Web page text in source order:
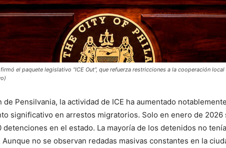
el paquete legislativo “ICE Out”, que refuerza restricciones a la cooperación local
de Pensilvania, la actividad de ICE ha aumentado
significativo en arrestos migratorios. Solo en enero de 2026
en el estado. La mayoría de los detenidos no tenía
no se observan redadas masivas constantes en la